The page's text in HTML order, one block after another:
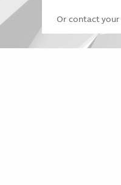
Or contact your